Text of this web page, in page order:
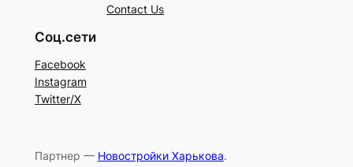
Contact Us
Соц.сети
Facebook
Instagram
Twitter/X
Партнер — Новостройки Харькова.